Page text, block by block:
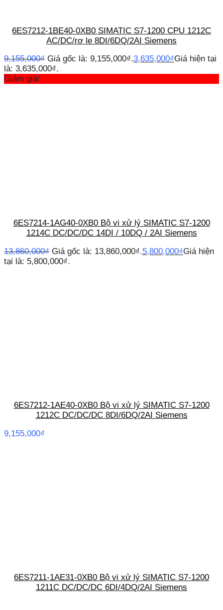
6ES7212-1BE40-0XB0 SIMATIC S7-1200 CPU 1212C
AC/DC/rơ le 8DI/6DQ/2AI Siemens
9,155,000₫ Giá gốc là: 9,155,000₫.3,635,000₫Giá hiện tại
là: 3,635,000₫.
Giảm giá!
6ES7214-1AG40-0XB0 Bộ vi xử lý SIMATIC S7-1200
1214C DC/DC/DC 14DI / 10DQ / 2AI Siemens
13,860,000₫ Giá gốc là: 13,860,000₫.5,800,000₫Giá hiện
tại là: 5,800,000₫.
6ES7212-1AE40-0XB0 Bộ vi xử lý SIMATIC S7-1200
1212C DC/DC/DC 8DI/6DQ/2AI Siemens
9,155,000₫
6ES7211-1AE31-0XB0 Bộ vi xử lý SIMATIC S7-1200
1211C DC/DC/DC 6DI/4DQ/2AI Siemens